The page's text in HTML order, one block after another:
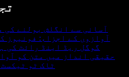
آسانی سے انگلش بولنے کی
آوازوں کے اجزاء: فونیوز
گوگل ریڈ اینڈ رائٹ کی
حقیقی انداز میں متن کو
ٹاک ٹو ٹیکسٹ کی 5